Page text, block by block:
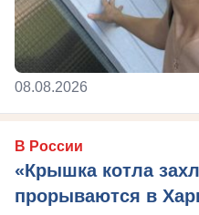
08.08.2026
В России
«Крышка котла
прорываются в